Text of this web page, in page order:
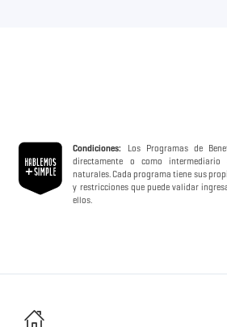
Condiciones:
Los Programas de
directamente o como
naturales. Cada programa tiene sus
y restricciones que puede validar
ellos.